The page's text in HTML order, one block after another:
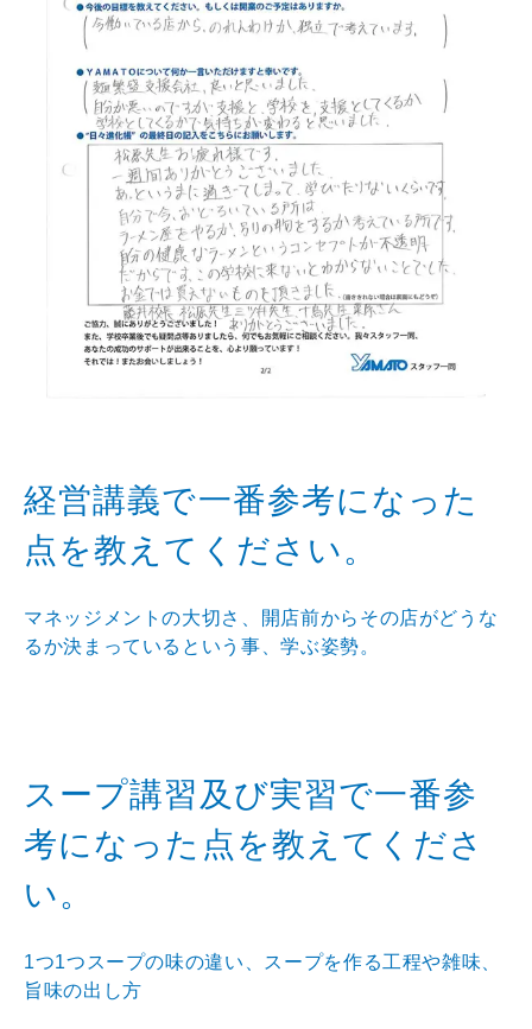
経営講義で一番参考になった
点を教えてください。
マネッジメントの大切さ、開店前からその店がどうな
るか決まっているという事、学ぶ姿勢。
スープ講習及び実習で一番参
考になった点を教えてくださ
い。
1つ1つスープの味の違い、スープを作る工程や雑味、
旨味の出し方